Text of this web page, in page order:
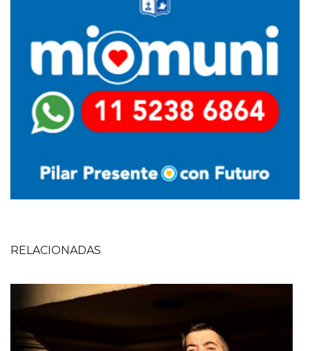
RELACIONADAS